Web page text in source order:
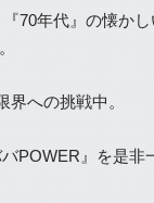
70年代』の懐か
への挑戦中。
POWER』を是非